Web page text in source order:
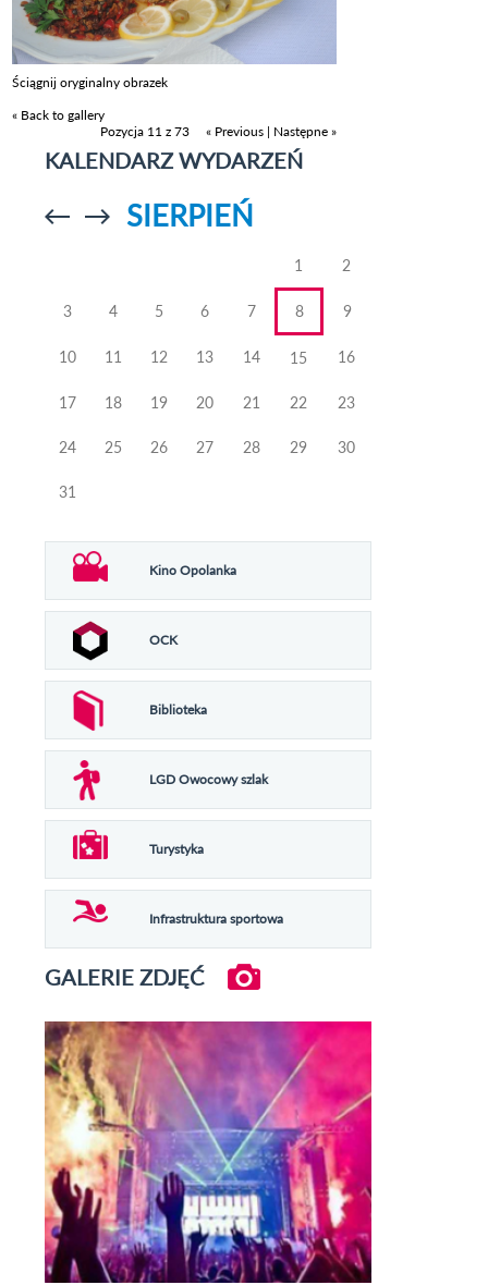
Ściągnij oryginalny obrazek
« Back to gallery
Pozycja 11 z 73
« Previous | Następne »
KALENDARZ WYDARZEŃ
Przejdź doPrzejdź do
SIERPIEŃ
1 2
3 4 5 6 7 8 9
10 11 12 13 14 15 16
17 18 19 20 21 22 23
24 25 26 27 28 29 30
31
Kino Opolanka
OCK
Biblioteka
LGD Owocowy szlak
Turystyka
Infrastruktura sportowa
GALERIE ZDJĘĆ